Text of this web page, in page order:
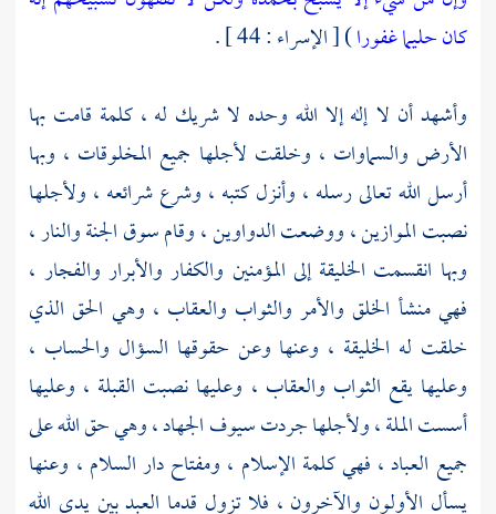
كان حليما غفورا) [ الإسراء : 44 ] .
وأشهد أن لا إله إلا الله وحده لا شريك له ، كلمة قامت بها
الأرض والسماوات ، وخلقت لأجلها جميع المخلوقات ، وبها
أرسل الله تعالى رسله ، وأنزل كتبه ، وشرع شرائعه ، ولأجلها
نصبت الموازين ، ووضعت الدواوين ، وقام سوق الجنة والنار ،
وبها انقسمت الخليقة إلى المؤمنين والكفار والأبرار والفجار ،
فهي منشأ الخلق والأمر والثواب والعقاب ، وهي الحق الذي
خلقت له الخليقة ، وعنها وعن حقوقها السؤال والحساب ،
وعليها يقع الثواب والعقاب ، وعليها نصبت القبلة ، وعليها
أسست الملة ، ولأجلها جردت سيوف الجهاد ، وهي حق الله على
جميع العباد ، فهي كلمة الإسلام ، ومفتاح دار السلام ، وعنها
يسأل الأولون والآخرون ، فلا تزول قدما العبد بين يدي الله